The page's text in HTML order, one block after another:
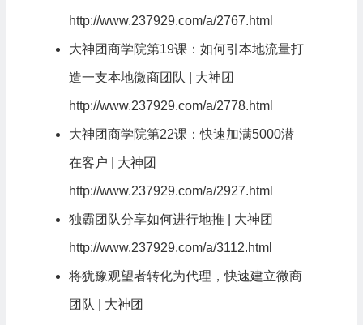
http://www.237929.com/a/2767.html
大神团商学院第19课：如何引本地流量打
造一支本地微商团队 | 大神团
http://www.237929.com/a/2778.html
大神团商学院第22课：快速加满5000潜
在客户 | 大神团
http://www.237929.com/a/2927.html
独霸团队分享如何进行地推 | 大神团
http://www.237929.com/a/3112.html
将犹豫观望者转化为代理，快速建立微商
团队 | 大神团